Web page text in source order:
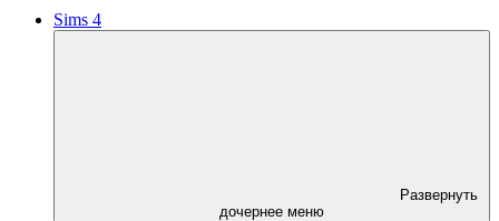
Sims 4
Развернуть
дочернее меню